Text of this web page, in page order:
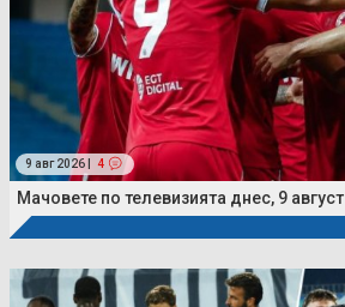
9 авг 2026 | 4
Мачовете по телевизията днес, 9 август